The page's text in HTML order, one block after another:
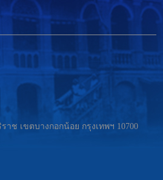
ช เขตบางกอกน้อย กรุงเทพฯ 10700